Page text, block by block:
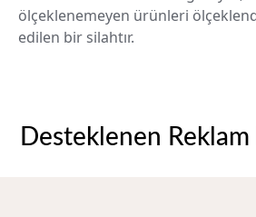
ölçeklenemeyen ürünleri
edilen bir silahtır.
Desteklenen Reklam